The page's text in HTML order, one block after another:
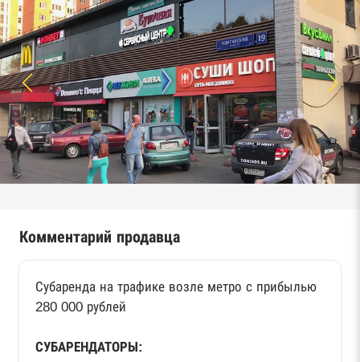
Комментарий продавца
Субаренда на трафике возле метро с прибылью
280 000 рублей
СУБАРЕНДАТОРЫ: